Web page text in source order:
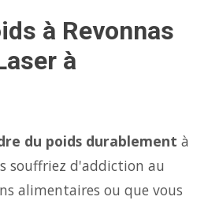
à Revonnas
à
du poids durablement à
souffriez d'addiction au
alimentaires ou que vous